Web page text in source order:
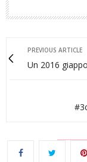
PREVIOUS ARTICLE
Un 2016